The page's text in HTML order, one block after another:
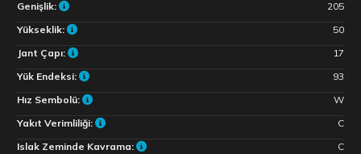
Genişlik:
205
Yükseklik:
50
Jant Çapı:
17
Yük Endeksi:
93
Hız Sembolü:
W
Yakıt Verimliliği:
C
Islak Zeminde Kavrama:
C